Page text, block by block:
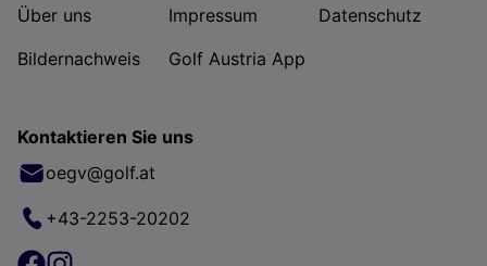
Über uns
Impressum
Datenschutz
Bildernachweis
Golf Austria App
Kontaktieren Sie uns
oegv@golf.at
+43-2253-20202